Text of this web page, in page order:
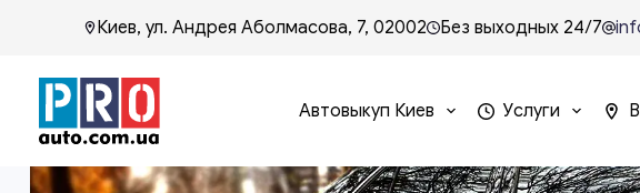
Киев, ул. Андрея Аболмасова, 7, 02002 Без выходных 24/7
Автовыкуп Киев Услуги